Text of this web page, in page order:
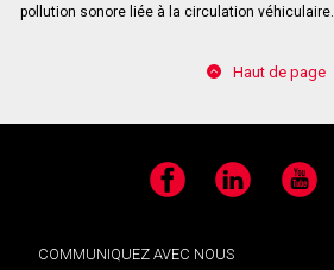
pollution sonore liée à la circulation véhiculaire.
Haut de page
Facebook LinkedIn YouTube
COMMUNIQUEZ AVEC NOUS